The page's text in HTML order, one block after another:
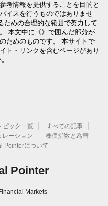
考情報を提供することを目的と
イスを行うものではありませ
ための合理的な範囲で努力して
本文中に《》で囲んだ部分が
ためのものです。 本サイトで
ト・リンクを含むページがあり
ピック一覧
すべての記事
レーション
株価指数と為替
Pointerについて
Pointer
Markets